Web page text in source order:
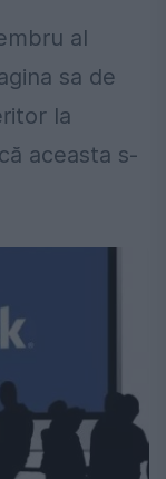
al
sa de
la
aceasta s-